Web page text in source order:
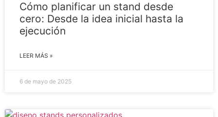
Cómo planificar un stand desde
cero: Desde la idea inicial hasta la
ejecución
LEER MÁS »
6 de mayo de 2025